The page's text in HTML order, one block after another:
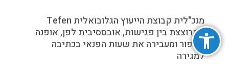
פתח סרגל נגישות
מנכ"לית קבוצת הייעוץ הגלובואלית Tefen
מתרוצצת בין פגישות, אובססיבית לפן, אופנה
ואיפור ומעבירה את שעות הפנאי בכתיבה
למגירה